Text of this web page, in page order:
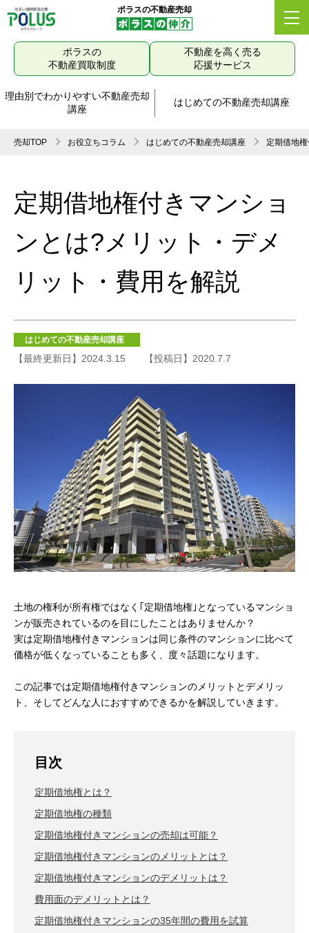
ポラスの不動産売却
ポラスの
不動産買取制度
不動産を高く売る
応援サービス
理由別でわかりやすい不動産売却
講座
はじめての不動産売却講座
売却TOP お役立ちコラム はじめての不動産売却講座 定期借地
定期借地権付きマンショ
ンとは?メリット・デメ
リット・費用を解説
はじめての不動産売却講座
【最終更新日】2024.3.15 【投稿日】2020.7.7
土地の権利が所有権ではなく｢定期借地権｣となっているマンショ
ンが販売されているのを目にしたことはありませんか？
実は定期借地権付きマンションは同じ条件のマンションに比べて
価格が低くなっていることも多く、度々話題になります。
この記事では定期借地権付きマンションのメリットとデメリッ
ト、そしてどんな人におすすめできるかを解説していきます。
目次
定期借地権とは？
定期借地権の種類
定期借地権付きマンションの売却は可能？
定期借地権付きマンションのメリットとは？
定期借地権付きマンションのデメリットは？
費用面のデメリットとは？
定期借地権付きマンションの35年間の費用を試算